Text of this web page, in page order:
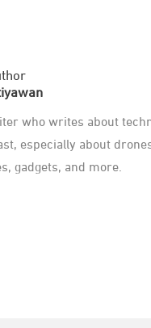
who writes about
especially about
gadgets, and more.